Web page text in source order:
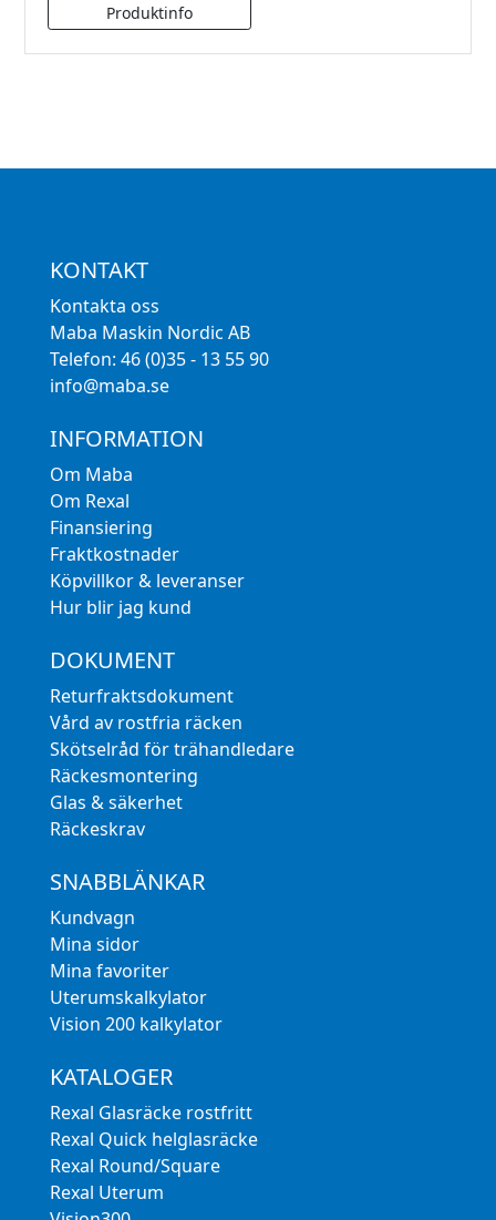
KONTAKT
Kontakta oss
Maba Maskin Nordic AB
Telefon: 46 (0)35 - 13 55 90
info@maba.se
INFORMATION
Om Maba
Om Rexal
Finansiering
Fraktkostnader
Köpvillkor & leveranser
Hur blir jag kund
DOKUMENT
Returfraktsdokument
Vård av rostfria räcken
Skötselråd för trähandledare
Räckesmontering
Glas & säkerhet
Räckeskrav
SNABBLÄNKAR
Kundvagn
Mina sidor
Mina favoriter
Uterumskalkylator
Vision 200 kalkylator
KATALOGER
Rexal Glasräcke rostfritt
Rexal Quick helglasräcke
Rexal Round/Square
Rexal Uterum